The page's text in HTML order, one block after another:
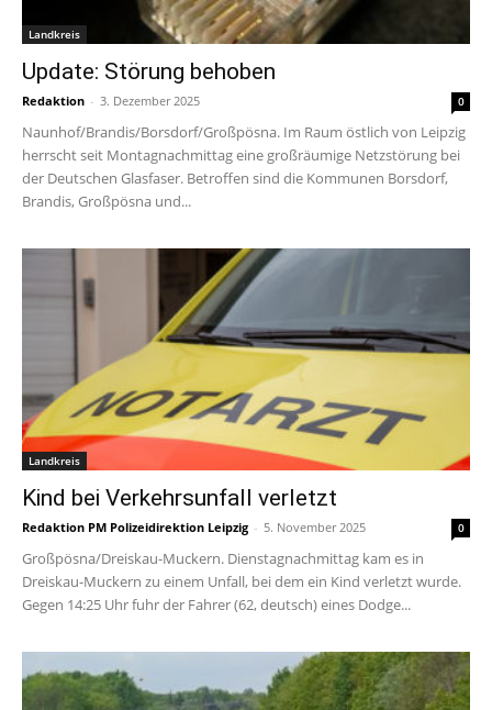
Landkreis
Update: Störung behoben
Redaktion - 3. Dezember 2025 0
Naunhof/Brandis/Borsdorf/Großpösna. Im Raum östlich von Leipzig
herrscht seit Montagnachmittag eine großräumige Netzstörung bei
der Deutschen Glasfaser. Betroffen sind die Kommunen Borsdorf,
Brandis, Großpösna und...
Landkreis
Kind bei Verkehrsunfall verletzt
Redaktion PM Polizeidirektion Leipzig - 5. November 2025 0
Großpösna/Dreiskau-Muckern. Dienstagnachmittag kam es in
Dreiskau-Muckern zu einem Unfall, bei dem ein Kind verletzt wurde.
Gegen 14:25 Uhr fuhr der Fahrer (62, deutsch) eines Dodge...